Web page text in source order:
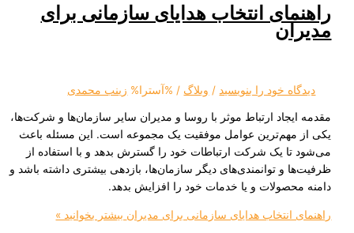
انتخاب هدایای سازمانی برای
خود را بنویسید / وبلاگ/ %آسترا% زینب محمدی
ارتباط موثر با روسا و مدیران سایر سازمان‌ها و شرکت‌ها،
عوامل موفقیت یک مجموعه است. این مسئله باعث
یک شرکت ارتباطات خود را گسترش بدهد و با استفاده از
و توانمندی‌های دیگر سازمان‌ها، بازدهی بیشتری داشته باشد و
و یا خدمات خود را افزایش بدهد.
انتخاب هدایای سازمانی برای مدیران بیشتر بخوانید »